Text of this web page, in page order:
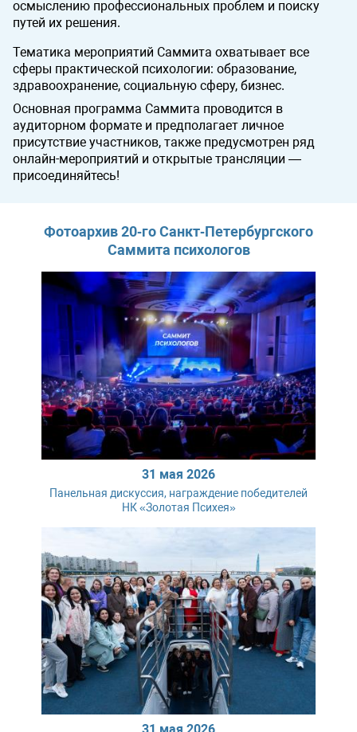
осмыслению профессиональных проблем и поиску
путей их решения.
Тематика мероприятий Саммита охватывает все
сферы практической психологии: образование,
здравоохранение, социальную сферу, бизнес.
Основная программа Саммита проводится в
аудиторном формате и предполагает личное
присутствие участников, также предусмотрен ряд
онлайн-мероприятий и открытые трансляции —
присоединяйтесь!
Фотоархив 20‑го Санкт‑Петербургского
Саммита психологов
31 мая 2026
Панельная дискуссия, награждение победителей
НК «Золотая Психея»